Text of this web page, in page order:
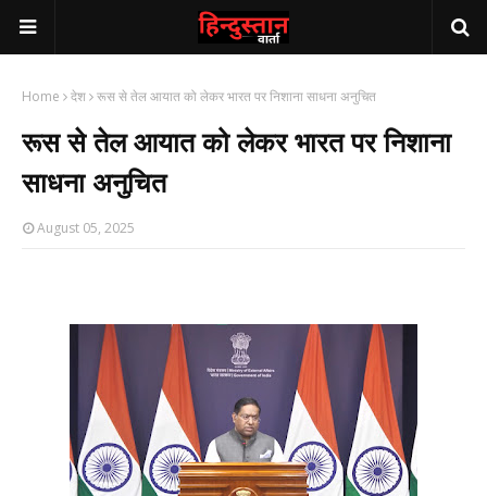
Home देश रूस से तेल आयात को लेकर भारत पर निशाना साधना अनुचित
रूस से तेल आयात को लेकर भारत पर निशाना
साधना अनुचित
August 05, 2025